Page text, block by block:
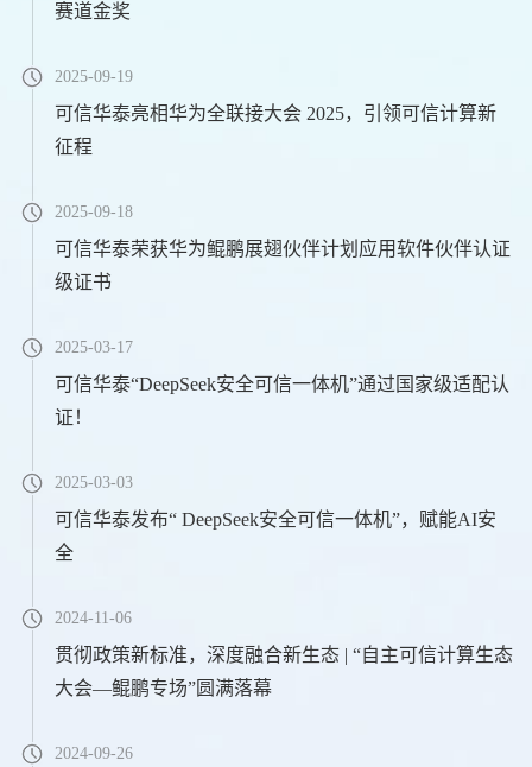
赛道金奖
2025-09-19
可信华泰亮相华为全联接大会 2025，引领可信计算新
征程
2025-09-18
可信华泰荣获华为鲲鹏展翅伙伴计划应用软件伙伴认证
级证书
2025-03-17
可信华泰“DeepSeek安全可信一体机”通过国家级适配认
证！
2025-03-03
可信华泰发布“ DeepSeek安全可信一体机”，赋能AI安
全
2024-11-06
贯彻政策新标准，深度融合新生态 | “自主可信计算生态
大会—鲲鹏专场”圆满落幕
2024-09-26